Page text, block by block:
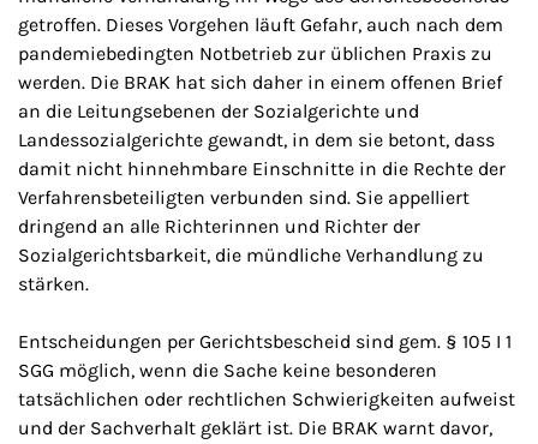
getroffen. Dieses Vorgehen läuft Gefahr, auch nach dem
pandemiebedingten Notbetrieb zur üblichen Praxis zu
werden. Die BRAK hat sich daher in einem offenen Brief
an die Leitungsebenen der Sozialgerichte und
Landessozialgerichte gewandt, in dem sie betont, dass
damit nicht hinnehmbare Einschnitte in die Rechte der
Verfahrensbeteiligten verbunden sind. Sie appelliert
dringend an alle Richterinnen und Richter der
Sozialgerichtsbarkeit, die mündliche Verhandlung zu
stärken.
Entscheidungen per Gerichtsbescheid sind gem. § 105 I 1
SGG möglich, wenn die Sache keine besonderen
tatsächlichen oder rechtlichen Schwierigkeiten aufweist
und der Sachverhalt geklärt ist. Die BRAK warnt davor,